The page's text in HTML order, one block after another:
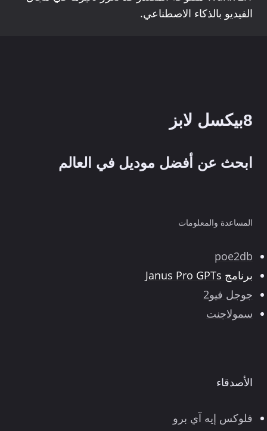
الفيديو بالذكاء الاصطناعي.
8بيكسل لابز
ابحث عن أفضل موديل في العالم
المساعدة والمعلومات
poe2db
برنامج Janus Pro GPTs
جوجل فيو2
سمولاجنت
الأصدقاء
فلوكس إيه آي برو